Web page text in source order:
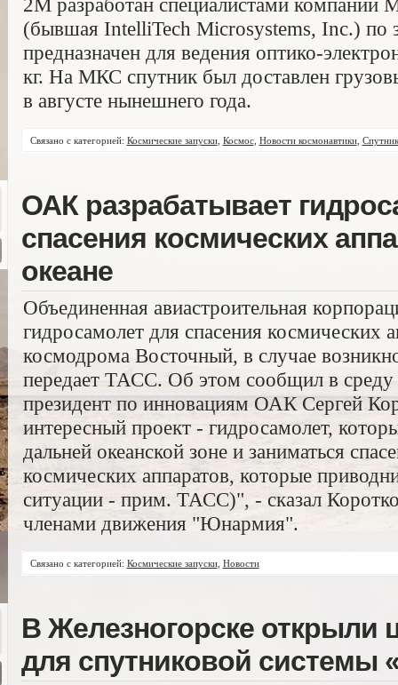
(бывшая IntelliTech Microsystems, Inc.)
предназначен для ведения оптико-
кг. На МКС спутник был доставлен
в августе нынешнего года.
Связано с категорией: Космические запуски, Космос, Новости космонавтики,
ОАК разрабатывает
спасения космических
океане
Объединенная авиастроительная
гидросамолет для спасения космических
космодрома Восточный, в случае
передает ТАСС. Об этом сообщил в среду
президент по инновациям ОАК Сергей
интересный проект - гидросамолет,
дальней океанской зоне и заниматься
космических аппаратов, которые
ситуации - прим. ТАСС)", - сказал
членами движения "Юнармия".
Связано с категорией: Космические запуски, Новости
В Железногорске открыли
для спутниковой системы